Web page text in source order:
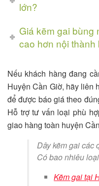
lớn?
Giá kẽm gai bùng
cao hơn nội thành
Nếu khách hàng đang
Huyện Cần Giờ, hãy liên
để được báo giá theo
Hỗ trợ tư vấn loại phù
giao hàng toàn huyện
Dây kẽm gai các
Có bao nhiêu
Kẽm gai tại